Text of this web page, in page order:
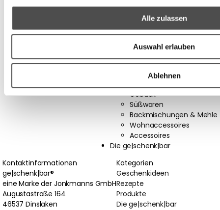
Alle zulassen
Auswahl erlauben
Ablehnen
Saucen & Co
Gewürze
Essig & Öl
Konfitüre & Honig
Tee, Kaffee & Kakao
Gebäck
Süßwaren
Backmischungen & Mehle
Wohnaccessoires
Accessoires
Die ge|schenk|bar
Kontaktinformationen
ge|schenk|bar®
eine Marke der Jonkmanns GmbH
Augustastraße 164
46537 Dinslaken
Kategorien
Geschenkideen
Rezepte
Produkte
Die ge|schenk|bar